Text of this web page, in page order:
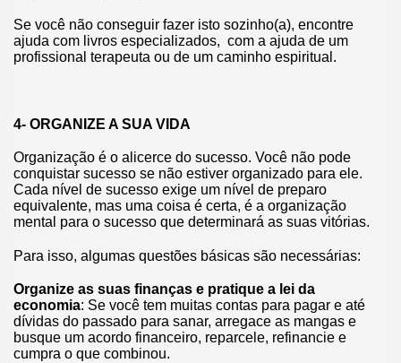
Se você não conseguir fazer isto sozinho(a), encontre
ajuda com livros especializados, com a ajuda de um
profissional terapeuta ou de um caminho espiritual.
4- ORGANIZE A SUA VIDA
Organização é o alicerce do sucesso. Você não pode
conquistar sucesso se não estiver organizado para ele.
Cada nível de sucesso exige um nível de preparo
equivalente, mas uma coisa é certa, é a organização
mental para o sucesso que determinará as suas vitórias.
Para isso, algumas questões básicas são necessárias:
Organize as suas finanças e pratique a lei da
economia: Se você tem muitas contas para pagar e até
dívidas do passado para sanar, arregace as mangas e
busque um acordo financeiro, reparcele, refinancie e
cumpra o que combinou.